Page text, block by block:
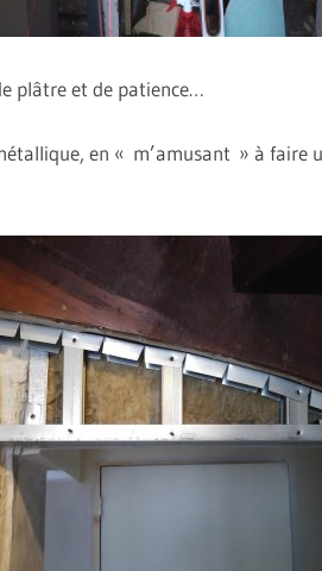
plâtre et de patience…
en « m’amusant » à faire